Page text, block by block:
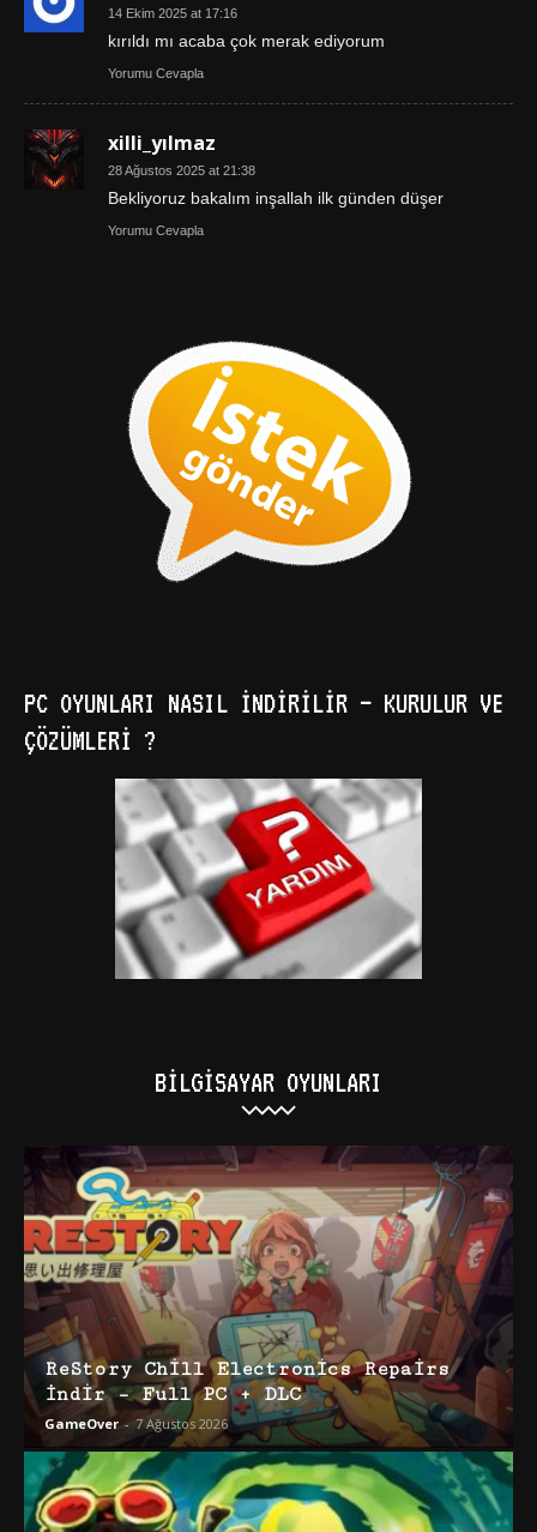
14 Ekim 2025 at 17:16
kırıldı mı acaba çok merak ediyorum
Yorumu Cevapla
xilli_yılmaz
28 Ağustos 2025 at 21:38
Bekliyoruz bakalım inşallah ilk günden düşer
Yorumu Cevapla
PC OYUNLARI NASIL İNDIRILIR – KURULUR VE
ÇÖZÜMLERI ?
BILGISAYAR OYUNLARI
ReStory Chill Electronics Repairs
İndir – Full PC + DLC
GameOver - 7 Ağustos 2026